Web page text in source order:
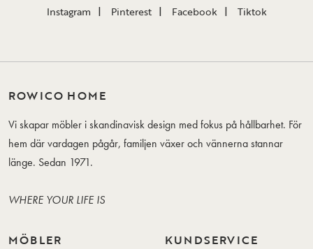
Instagram Pinterest Facebook Tiktok
ROWICO HOME
Vi skapar möbler i skandinavisk design med fokus på hållbarhet. För
hem där vardagen pågår, familjen växer och vännerna stannar
länge. Sedan 1971.
WHERE YOUR LIFE IS
MÖBLER KUNDSERVICE